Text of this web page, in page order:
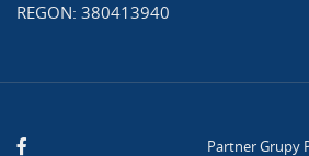
REGON: 380413940
Partner Grupy